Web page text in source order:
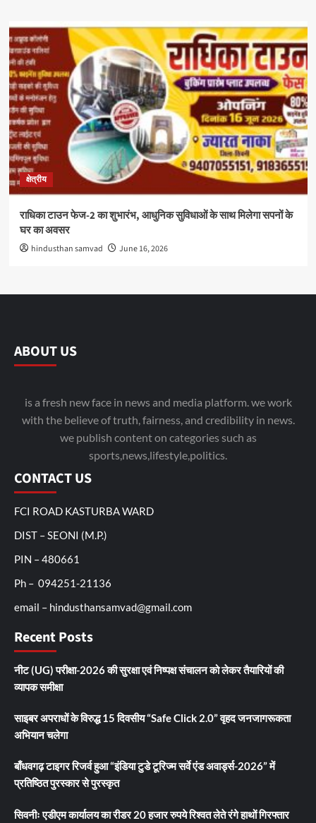
क्षेत्रीय
राधिका टाउन फेज-2 का शुभारंभ, आधुनिक सुविधाओं के साथ मिलेगा सपनों के
घर का अवसर
hindusthan samvad June 16, 2026
ABOUT US
is a fresh new face in news and media platform. we work
with the believe of truth, fairness, and credibility in news.
we publish content on categories such as
sports,news,lifestyle,politics.
CONTACT US
FCI ROAD KASTURBA WARD
DIST – SEONI (M.P.)
PIN – 480661
Ph – 094251-21136
email – hindusthansamvad@gmail.com
Recent Posts
नीट (UG) परीक्षा-2026 की सुरक्षा एवं निष्पक्ष संचालन को लेकर तैयारियों की
व्यापक समीक्षा
साइबर अपराधों के विरुद्ध 15 दिवसीय “Safe Click 2.0” वृहद जनजागरूकता
अभियान चलेगा
बाँधवगढ़ टाइगर रिजर्व हुआ “इंडिया टुडे टूरिज्म सर्वे एंड अवार्ड्स-2026” में
प्रतिष्ठित पुरस्कार से पुरस्कृत
सिवनीः एडीएम कार्यालय का रीडर 20 हजार रुपये रिश्वत लेते रंगे हाथों गिरफ्तार